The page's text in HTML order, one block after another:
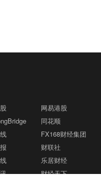
网易港股
同花顺
FX168财经集团
财联社
乐居财经
财经天下